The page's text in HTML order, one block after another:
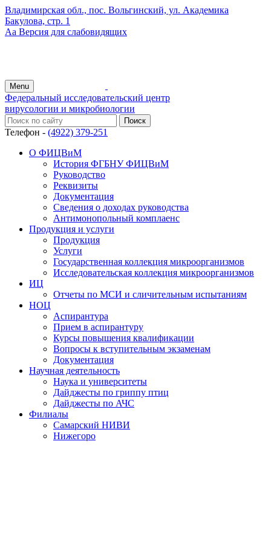
Владимирская обл., пос. Вольгинский, ул. Академика
Бакулова, стр. 1
Аа Версия для слабовидящих
Menu
Федеральный исследовательский центр
вирусологии и микробиологии
Телефон - (4922) 379-251
О ФИЦВиМ
История ФГБНУ ФИЦВиМ
Руководство
Реквизиты
Документация
Сведения о доходах руководства
Антимонопольный комплаенс
Продукция и услуги
Продукция
Услуги
Государственная коллекция микроорганизмов
Исследовательская коллекция микроорганизмов
ИЦ
Отчеты по МСИ и сличительным испытаниям
НОЦ
Аспирантура
Прием в аспирантуру
Курсы повышения квалификации
Вопросы к вступительным экзаменам
Документация
Научная деятельность
Наука и университеты
Дайджесты по гриппу птиц
Дайджесты по АЧС
Филиалы
Самарский НИВИ
Нижегоро